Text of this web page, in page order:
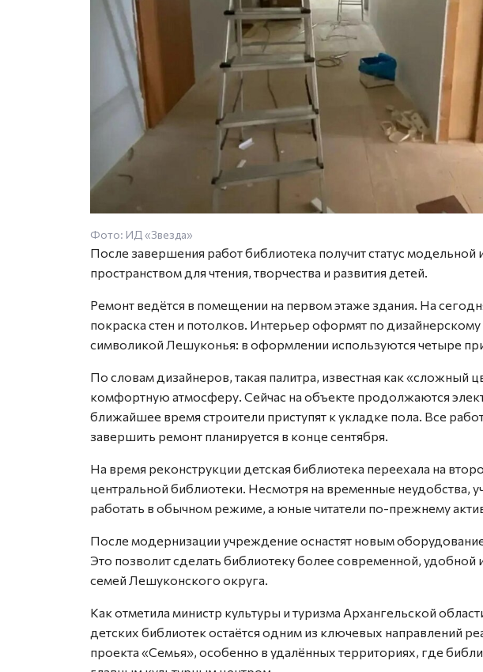
Фото: ИД «Звезда»
После завершения работ библиотека получит статус модельной
пространством для чтения, творчества и развития детей.
Ремонт ведётся в помещении на первом этаже здания. На
покраска стен и потолков. Интерьер оформят по
символикой Лешуконья: в оформлении используются четыре
По словам дизайнеров, такая палитра, известная как «сложный
комфортную атмосферу. Сейчас на объекте продолжаются
ближайшее время строители приступят к укладке пола. Все
завершить ремонт планируется в конце сентября.
На время реконструкции детская библиотека переехала на
центральной библиотеки. Несмотря на временные неудобства,
работать в обычном режиме, а юные читатели по-прежнему
После модернизации учреждение оснастят новым
Это позволит сделать библиотеку более современной, удобной
семей Лешуконского округа.
Как отметила министр культуры и туризма Архангельской
детских библиотек остаётся одним из ключевых направлений
проекта «Семья», особенно в удалённых территориях, где